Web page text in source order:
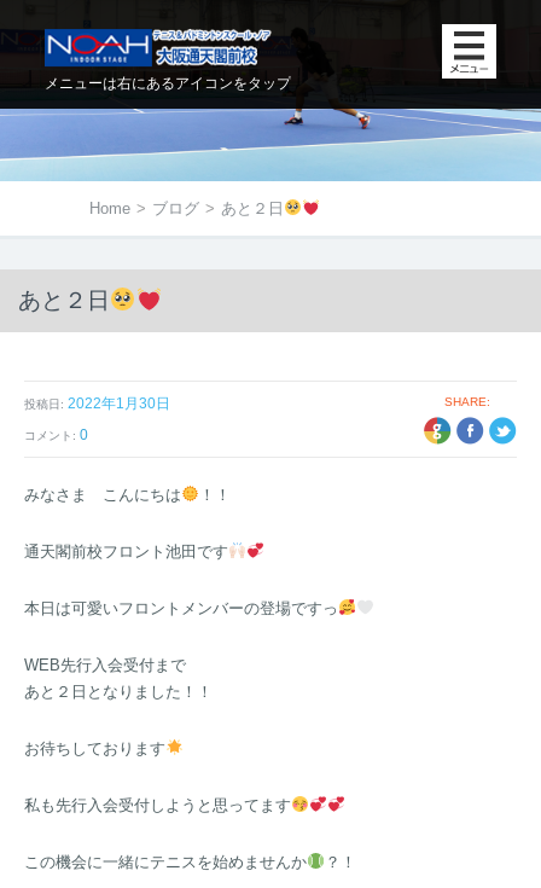
メニューは右にあるアイコンをタップ
Home > ブログ > あと２日
あと２日
SHARE:
TWITTER
投稿日: 2022年1月30日
コメント: 0
みなさま こんにちは ！！
通天閣前校フロント池田です
本日は可愛いフロントメンバーの登場ですっ
WEB先行入会受付まで
あと２日となりました！！
お待ちしております
私も先行入会受付しようと思ってます
この機会に一緒にテニスを始めませんか ？！